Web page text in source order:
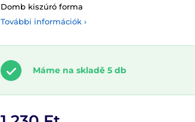
Domb kiszúró forma
További információk ›
Máme na skladě 5 db